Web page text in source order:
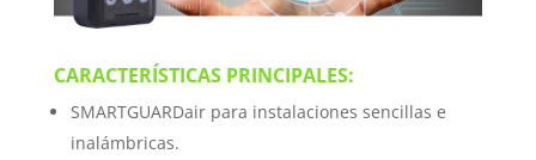
CARACTERÍSTICAS PRINCIPALES:
SMARTGUARDair para instalaciones sencillas e
inalámbricas.